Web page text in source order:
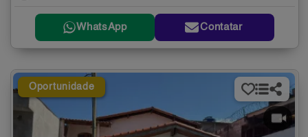
WhatsApp Contatar
Oportunidade